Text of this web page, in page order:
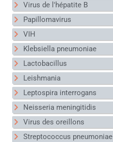
Virus de l'hépatite B
Papillomavirus
VIH
Klebsiella pneumoniae
Lactobacillus
Leishmania
Leptospira interrogans
Neisseria meningitidis
Virus des oreillons
Streptococcus pneumoniae